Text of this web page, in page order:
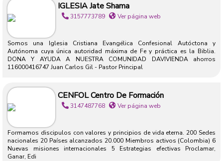
IGLESIA Jate Shama
3157773789 Ver página web
Somos una Iglesia Cristiana Evangélica Confesional Autóctona y
Autónoma cuya única autoridad máxima de Fe y práctica es la Biblia.
DONA Y AYUDA A NUESTRA COMUNIDAD DAVIVIENDA ahorros
116000416747 Juan Carlos Gil - Pastor Principal
CENFOL Centro De Formación
3147487768 Ver página web
Formamos discipulos con valores y principios de vida eterna. 200 Sedes
nacionales 20 Países alcanzados 20.000 Miembros activos (Colombia) 6
Nuevas misiones internacionales 5 Estrategias efectivas Proclamar,
Ganar, Edi